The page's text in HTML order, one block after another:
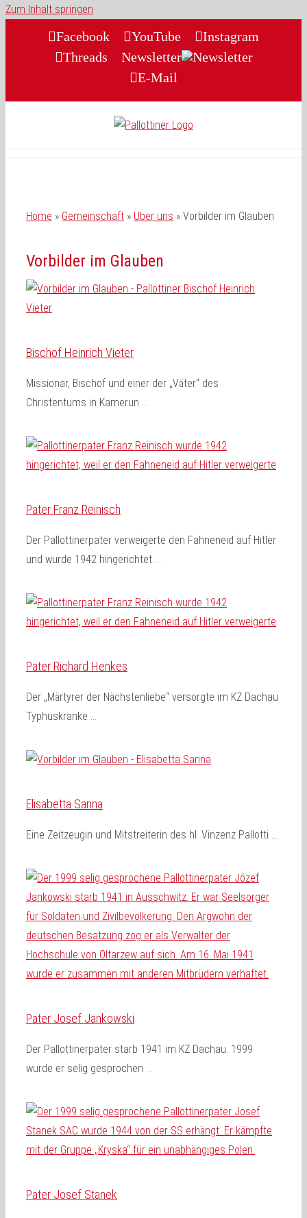
Zum Inhalt springen
Facebook YouTube
Instagram
Threads
Newsletter
E-Mail
Home » Gemeinschaft » Über uns » Vorbilder im Glauben
Vorbilder im Glauben
Bischof Heinrich Vieter
Missionar, Bischof und einer der „Väter“ des
Christentums in Kamerun …
Pater Franz Reinisch
Der Pallottinerpater verweigerte den Fahneneid auf Hitler
und wurde 1942 hingerichtet …
Pater Richard Henkes
Der „Märtyrer der Nächstenliebe“ versorgte im KZ Dachau
Typhuskranke …
Elisabetta Sanna
Eine Zeitzeugin und Mitstreiterin des hl. Vinzenz Pallotti …
Pater Josef Jankowski
Der Pallottinerpater starb 1941 im KZ Dachau. 1999
wurde er selig gesprochen …
Pater Josef Stanek